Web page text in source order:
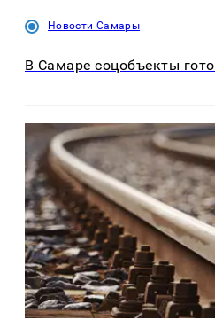
Новости Самары
В Самаре соцобъекты